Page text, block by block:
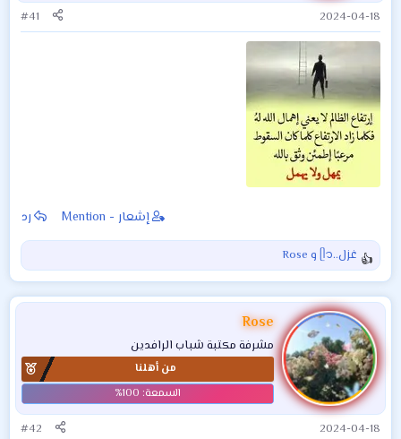
2024-04-18
#41
إشعار - Mention رد
ا
ل
ت
ف
ا
ع
ل
ا
ت
:
غزل..ᥫ᭡ و Rose
Rose
مشرفة مكتبة شباب الرافدين
من أهلنا
2024-04-18
#42